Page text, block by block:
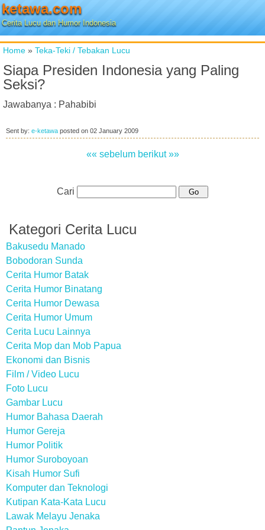
ketawa.com
Cerita Lucu dan Humor Indonesia
Home » Teka-Teki / Tebakan Lucu
Siapa Presiden Indonesia yang Paling
Seksi?
Jawabanya : Pahabibi
Sent by: e-ketawa posted on 02 January 2009
«« sebelum berikut »»
Cari
Kategori Cerita Lucu
Bakusedu Manado
Bobodoran Sunda
Cerita Humor Batak
Cerita Humor Binatang
Cerita Humor Dewasa
Cerita Humor Umum
Cerita Lucu Lainnya
Cerita Mop dan Mob Papua
Ekonomi dan Bisnis
Film / Video Lucu
Foto Lucu
Gambar Lucu
Humor Bahasa Daerah
Humor Gereja
Humor Politik
Humor Suroboyoan
Kisah Humor Sufi
Komputer dan Teknologi
Kutipan Kata-Kata Lucu
Lawak Melayu Jenaka